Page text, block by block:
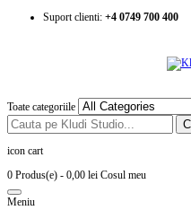
Suport clienti: +4 0749 700 400
Toate categoriile
icon cart
0 Produs(e) - 0,00 lei Cosul meu
Meniu